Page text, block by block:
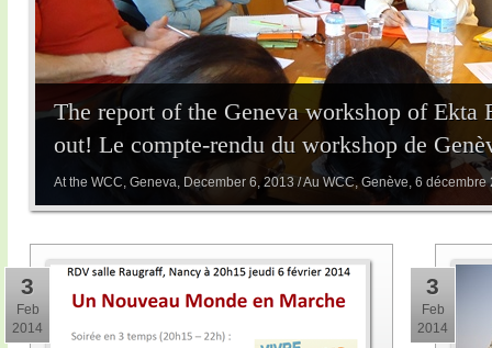
The report of the Geneva workshop of Ekta
out! Le compte-rendu du workshop de
At the WCC, Geneva, December 6, 2013 / Au WCC, Genève, 6 décembre
3
Feb
2014
3
Feb
2014